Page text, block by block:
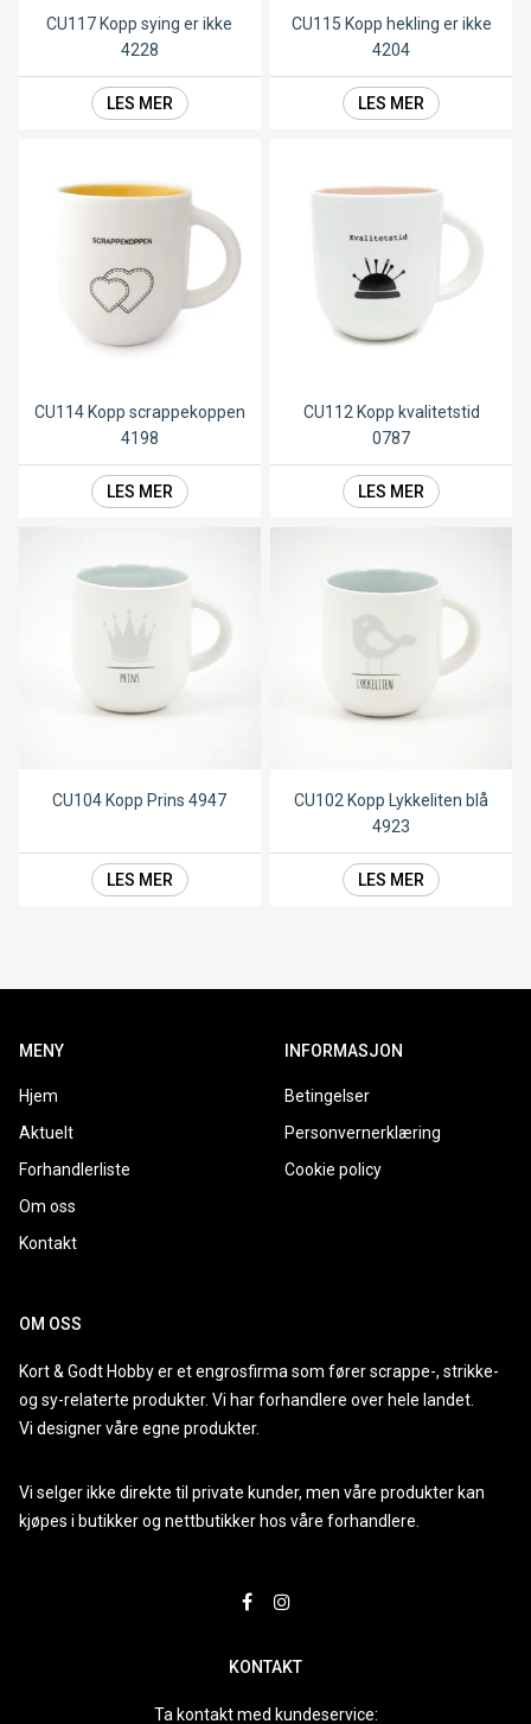
CU117 Kopp sying er ikke
4228
LES MER
CU115 Kopp hekling er ikke
4204
LES MER
CU114 Kopp scrappekoppen
4198
LES MER
CU112 Kopp kvalitetstid
0787
LES MER
CU104 Kopp Prins 4947
LES MER
CU102 Kopp Lykkeliten blå
4923
LES MER
MENY
Hjem
Aktuelt
Forhandlerliste
Om oss
Kontakt
INFORMASJON
Betingelser
Personvernerklæring
Cookie policy
OM OSS
Kort & Godt Hobby er et engrosfirma som fører scrappe-, strikke-
og sy-relaterte produkter. Vi har forhandlere over hele landet.
Vi designer våre egne produkter.
Vi selger ikke direkte til private kunder, men våre produkter kan
kjøpes i butikker og nettbutikker hos våre forhandlere.
KONTAKT
Ta kontakt med kundeservice: